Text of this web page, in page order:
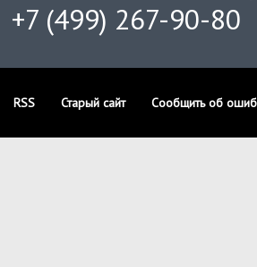
+7 (499) 267-90-80
RSS Старый сайт Сообщить об